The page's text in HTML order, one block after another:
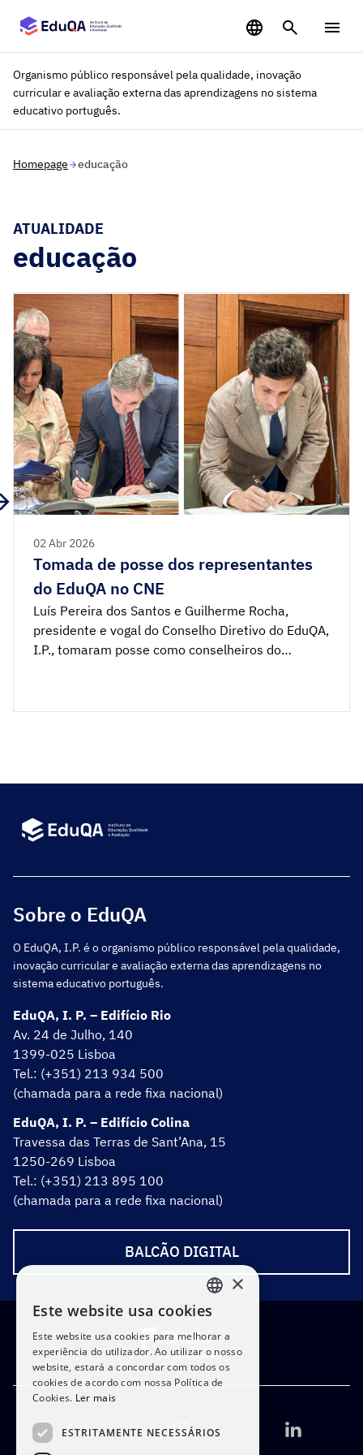
Organismo público responsável pela qualidade, inovação
curricular e avaliação externa das aprendizagens no sistema
educativo português.
Homepage educação
ATUALIDADE
educação
02 Abr 2026
Tomada de posse dos representantes
do EduQA no CNE
Luís Pereira dos Santos e Guilherme Rocha,
presidente e vogal do Conselho Diretivo do EduQA,
I.P., tomaram posse como conselheiros do
funções consultivas, ao qual compete emitir
Sobre o EduQA
O EduQA, I.P. é o organismo público responsável pela qualidade,
inovação curricular e avaliação externa das aprendizagens no
sistema educativo português.
EduQA, I. P. – Edifício Rio
Av. 24 de Julho, 140
1399-025 Lisboa
Tel.: (+351) 213 934 500
(chamada para a rede fixa nacional)
EduQA, I. P. – Edifício Colina
Travessa das Terras de Sant’Ana, 15
1250-269 Lisboa
Tel.: (+351) 213 895 100
(chamada para a rede fixa nacional)
BALCÃO DIGITAL
PORTUGUESE
ENGLISH
×
Este website usa cookies
Este website usa cookies para melhorar a
experiência do utilizador. Ao utilizar o nosso
website, estará a concordar com todos os
cookies de acordo com nossa Política de
Cookies. Ler mais
ESTRITAMENTE NECESSÁRIOS